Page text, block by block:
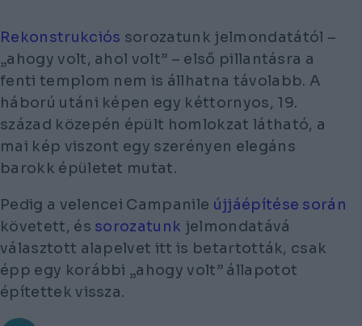
Rekonstrukciós sorozatunk jelmondatától –
„ahogy volt, ahol volt” – első pillantásra a
fenti templom nem is állhatna távolabb. A
háború utáni képen egy kéttornyos, 19.
század közepén épült homlokzat látható, a
mai kép viszont egy szerényen elegáns
barokk épületet mutat.
Pedig a velencei Campanile újjáépítése során
követett, és sorozatunk jelmondatává
választott alapelvet itt is betartották, csak
épp egy korábbi „ahogy volt” állapotot
építettek vissza.